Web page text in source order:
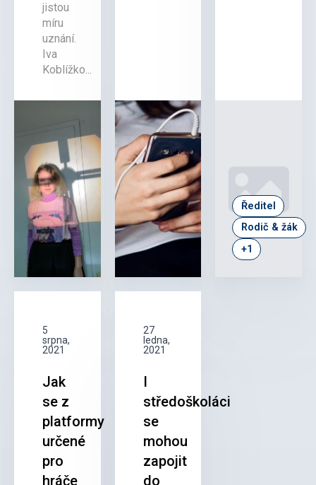
jistou
míru
uznání.
Iva
Koblížko...
Ředitel
Rodič & žák
+1
5
srpna,
2021
Jak
se z
platformy
určené
pro
hráče
27
ledna,
2021
I
středoškoláci
se
mohou
zapojit
do